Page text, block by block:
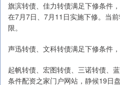
旗滨转债、佳力转债满足下修条件
在7月7日、7月11日实施下修。当
限。
声迅转债、文科转债满足下修条件
起帆转债、宏图转债、三诺转债、
条件配资之家门户网站，静候19日盘